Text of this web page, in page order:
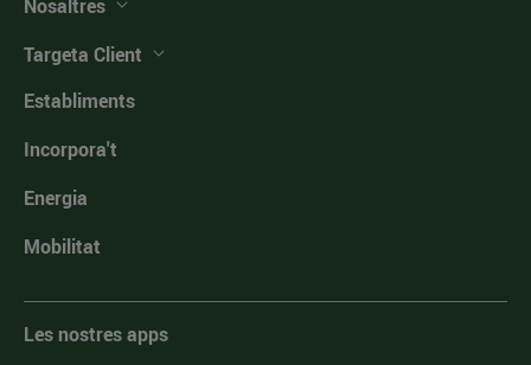
Nosaltres
Targeta Client
Establiments
Incorpora't
Energia
Mobilitat
Les nostres apps